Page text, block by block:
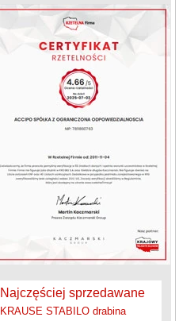
Najczęściej sprzedawane
KRAUSE STABILO drabina